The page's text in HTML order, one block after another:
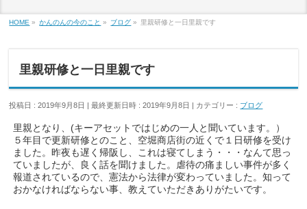
HOME » かんのんの今のこと » ブログ » 里親研修と一日里親です
里親研修と一日里親です
投稿日 : 2019年9月8日 最終更新日時 : 2019年9月8日 カテゴリー : ブログ
里親となり、(キーアセットではじめの一人と聞いています。）
５年目で更新研修とのこと、空堀商店街の近くで１日研修を受け
ました。昨夜も遅く帰阪し、これは寝てしまう・・・なんて思っ
ていましたが、良く話を聞けました。虐待の痛ましい事件が多く
報道されているので、憲法から法律が変わっていました。知って
おかなければならない事、教えていただきありがたいです。